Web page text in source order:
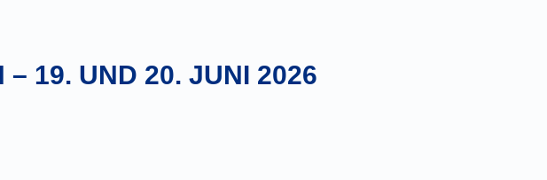
– 19. UND 20. JUNI 2026